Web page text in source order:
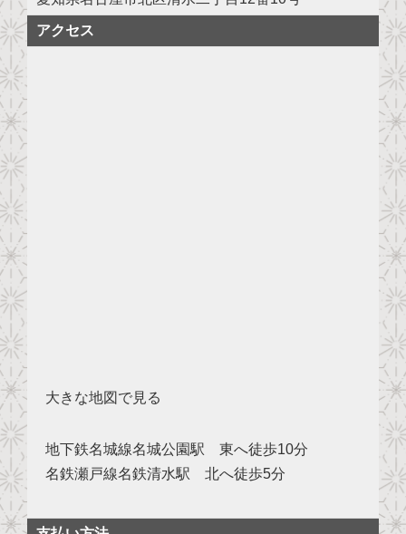
アクセス
大きな地図で見る
地下鉄名城線名城公園駅 東へ徒歩10分
名鉄瀬戸線名鉄清水駅 北へ徒歩5分